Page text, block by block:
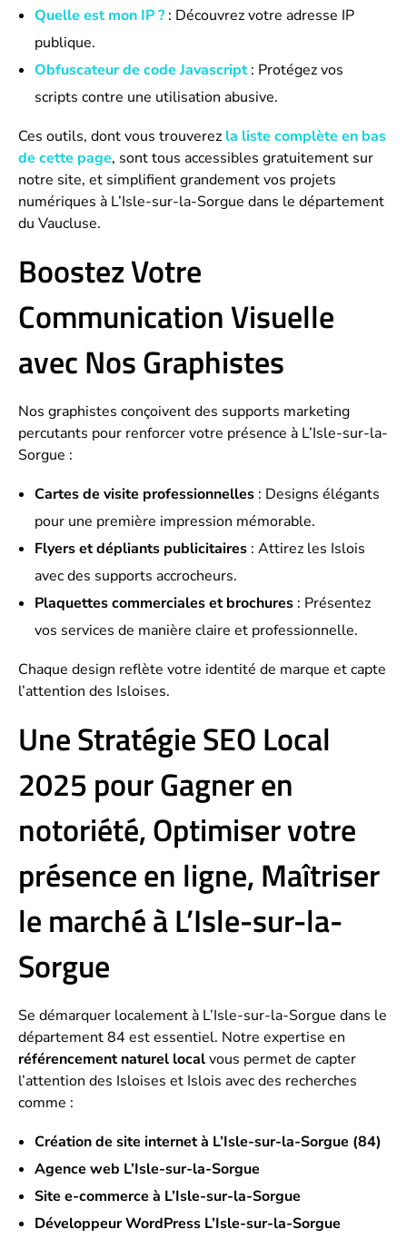
Quelle est mon IP ?: Découvrez votre adresse IP
publique.
Obfuscateur de code Javascript: Protégez vos
scripts contre une utilisation abusive.
Ces outils, dont vous trouverez la liste complète en bas
de cette page, sont tous accessibles gratuitement sur
notre site, et simplifient grandement vos projets
numériques à L’Isle-sur-la-Sorgue dans le département
du Vaucluse.
Boostez Votre
Communication Visuelle
avec Nos Graphistes
Nos graphistes conçoivent des supports marketing
percutants pour renforcer votre présence à L’Isle-sur-la-
Sorgue :
Cartes de visite professionnelles: Designs élégants
pour une première impression mémorable.
Flyers et dépliants publicitaires: Attirez les Islois
avec des supports accrocheurs.
Plaquettes commerciales et brochures: Présentez
vos services de manière claire et professionnelle.
Chaque design reflète votre identité de marque et capte
l’attention des Isloises.
Une Stratégie SEO Local
2025 pour Gagner en
notoriété, Optimiser votre
présence en ligne, Maîtriser
le marché à L’Isle-sur-la-
Sorgue
Se démarquer localement à L’Isle-sur-la-Sorgue dans le
département 84 est essentiel. Notre expertise en
référencement naturel localvous permet de capter
l’attention des Isloises et Islois avec des recherches
comme :
Création de site internet à L’Isle-sur-la-Sorgue (84)
Agence web L’Isle-sur-la-Sorgue
Site e-commerce à L’Isle-sur-la-Sorgue
Développeur WordPress L’Isle-sur-la-Sorgue